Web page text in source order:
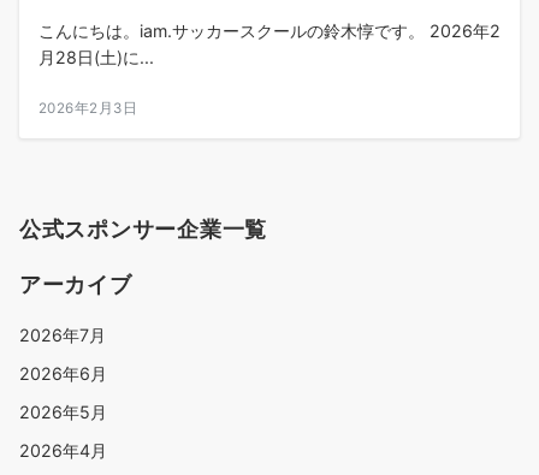
こんにちは。iam.サッカースクールの鈴木惇です。 2026年2
月28日(土)に...
2026年2月3日
公式スポンサー企業一覧
アーカイブ
2026年7月
2026年6月
2026年5月
2026年4月